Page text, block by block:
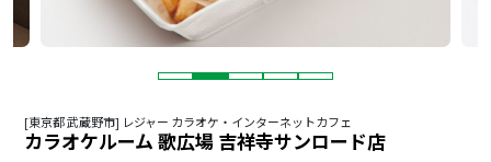
[東京都 武蔵野市] レジャー カラオケ・インターネットカフェ
カラオケルーム 歌広場 吉祥寺サンロード店